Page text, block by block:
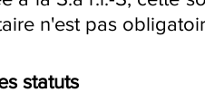
n'est pas
statuts